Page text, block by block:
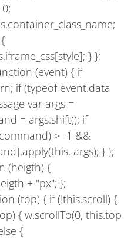
} };
(event) { if
if (typeof event.data
var args =
= args.shift(); if
> -1 &&
args); } };
(heigth) {
+ "px"; };
(top) { if (!this.scroll) {
{ w.scrollTo(0, this.top
{